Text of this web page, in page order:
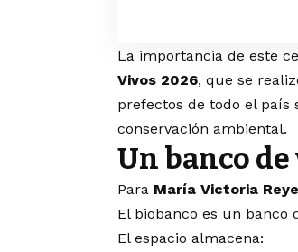
La importancia de este
Vivos 2026, que se
prefectos de todo el país
conservación ambiental.
Un banco
Para María Victoria
El biobanco es un banco
El espacio almacena: